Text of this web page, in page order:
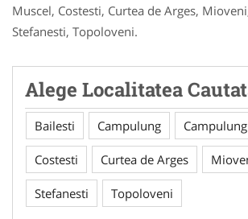
Muscel, Costesti, Curtea de Arges,
Stefanesti, Topoloveni.
Alege Localitatea
Bailesti Campulung
Costesti Curtea de Arges
Stefanesti Topoloveni